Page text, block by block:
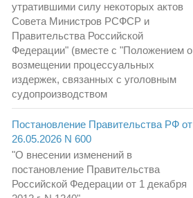
утратившими силу некоторых актов
Совета Министров РСФСР и
Правительства Российской
Федерации" (вместе с "Положением о
возмещении процессуальных
издержек, связанных с уголовным
судопроизводством
Постановление Правительства РФ от
26.05.2026 N 600
"О внесении изменений в
постановление Правительства
Российской Федерации от 1 декабря